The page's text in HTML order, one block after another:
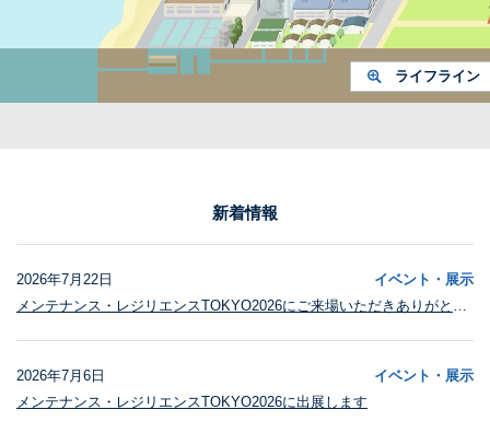
ライフライン
新着情報
2026年7月22日
イベント・展示
2026年7月6日
イベント・展示
メンテナンス・レジリエンスTOKYO2026に出展します